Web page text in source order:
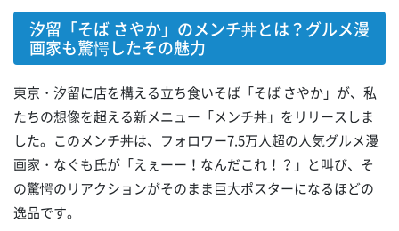
汐留「そば さやか」のメンチ丼とは？グルメ漫
画家も驚愕したその魅力
東京・汐留に店を構える立ち食いそば「そば さやか」が、私
たちの想像を超える新メニュー「メンチ丼」をリリースしま
した。このメンチ丼は、フォロワー7.5万人超の人気グルメ漫
画家・なぐも氏が「えぇーー！なんだこれ！？」と叫び、そ
の驚愕のリアクションがそのまま巨大ポスターになるほどの
逸品です。